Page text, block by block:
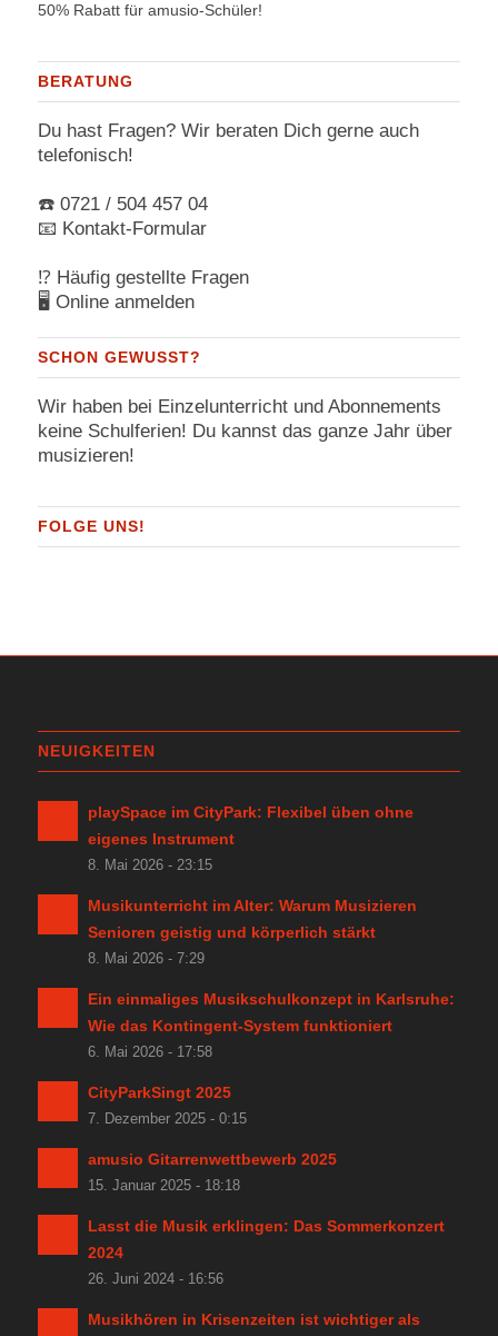
50% Rabatt für amusio-Schüler!
BERATUNG
Du hast Fragen? Wir beraten Dich gerne auch
telefonisch!
☎️ 0721 / 504 457 04
📧 Kontakt-Formular
⁉️ Häufig gestellte Fragen
🖥 Online anmelden
SCHON GEWUSST?
Wir haben bei Einzelunterricht und Abonnements
keine Schulferien! Du kannst das ganze Jahr über
musizieren!
FOLGE UNS!
NEUIGKEITEN
playSpace im CityPark: Flexibel üben ohne
eigenes Instrument
8. Mai 2026 - 23:15
Musikunterricht im Alter: Warum Musizieren
Senioren geistig und körperlich stärkt
8. Mai 2026 - 7:29
Ein einmaliges Musikschulkonzept in Karlsruhe:
Wie das Kontingent-System funktioniert
6. Mai 2026 - 17:58
CityParkSingt 2025
7. Dezember 2025 - 0:15
amusio Gitarrenwettbewerb 2025
15. Januar 2025 - 18:18
Lasst die Musik erklingen: Das Sommerkonzert
2024
26. Juni 2024 - 16:56
Musikhören in Krisenzeiten ist wichtiger als